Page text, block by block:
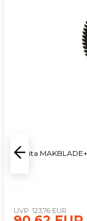
Makita
123,76 EUR